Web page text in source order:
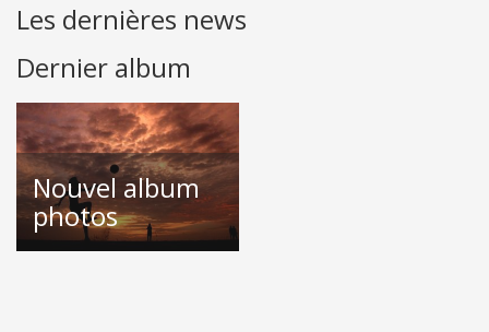
Les dernières news
Dernier album
Nouvel album
photos